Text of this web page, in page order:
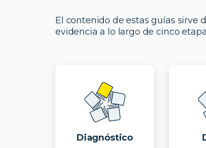
El contenido de estas guías sirve
evidencia a lo largo de cinco
Diagnóstico